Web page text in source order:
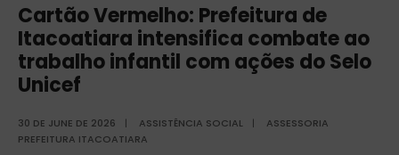
Cartão Vermelho: Prefeitura de
Itacoatiara intensifica combate ao
trabalho infantil com ações do Selo
Unicef
30 DE JUNE DE 2026 | ASSISTÊNCIA SOCIAL |
ASSESSORIA
PREFEITURA ITACOATIARA